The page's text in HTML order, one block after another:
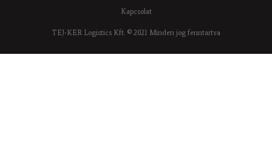
Kapcsolat
TEJ-KER Logistics Kft. © 2021 Minden jog fenntartva